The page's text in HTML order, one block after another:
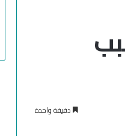
دقيقة واحدة